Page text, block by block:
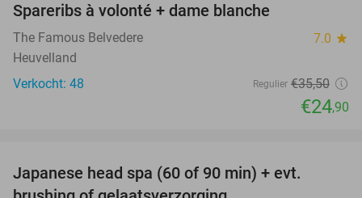
Spareribs à volonté + dame blanche
The Famous Belvedere 7.0 star
Heuvelland
Verkocht: 48
Regulier €35,50
€24,90
Japanese head spa (60 of 90 min) + evt.